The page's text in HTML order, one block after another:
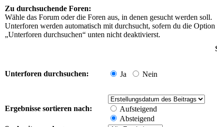
Zu durchsuchende Foren:
Wähle das Forum oder die Foren aus, in denen gesucht werden soll.
Unterforen werden automatisch mit durchsucht, sofern du die Option
„Unterforen durchsuchen“ unten nicht deaktivierst.
Unterforen durchsuchen: Ja Nein
Ergebnisse sortieren nach:
Aufsteigend
Absteigend